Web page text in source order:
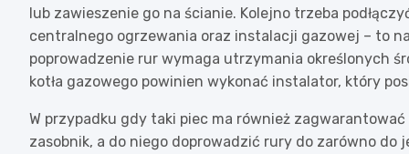
lub zawieszenie go na ścianie. Kolejno trzeba
centralnego ogrzewania oraz instalacji gazowej – to
poprowadzenie rur wymaga utrzymania określonych
kotła gazowego powinien wykonać instalator, który
W przypadku gdy taki piec ma również
zasobnik, a do niego doprowadzić rury do zarówno do